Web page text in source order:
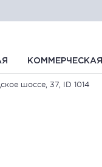
КОММЕРЧЕСКАЯ
шоссе, 37, ID 1014